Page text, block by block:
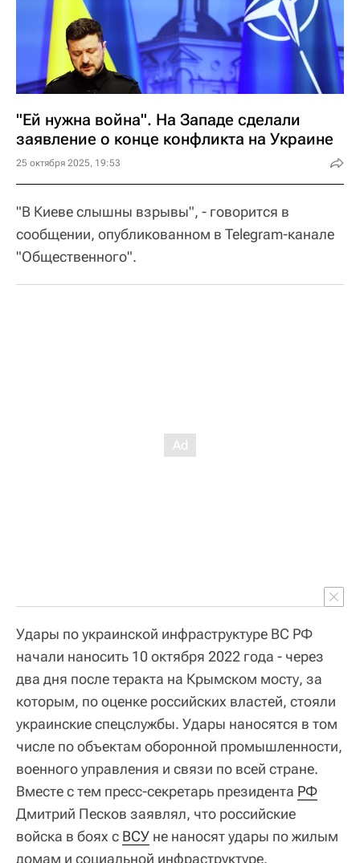
"Ей нужна война". На Западе сделали
заявление о конце конфликта на Украине
25 октября 2025, 19:53
"В Киеве слышны взрывы", - говорится в
сообщении, опубликованном в Telegram-канале
"Общественного".
Удары по украинской инфраструктуре ВС РФ
начали наносить 10 октября 2022 года - через
два дня после теракта на Крымском мосту, за
которым, по оценке российских властей, стояли
украинские спецслужбы. Удары наносятся в том
числе по объектам оборонной промышленности,
военного управления и связи по всей стране.
Вместе с тем пресс-секретарь президента РФ
Дмитрий Песков заявлял, что российские
войска в боях с ВСУ не наносят удары по жилым
домам и социальной инфраструктуре.